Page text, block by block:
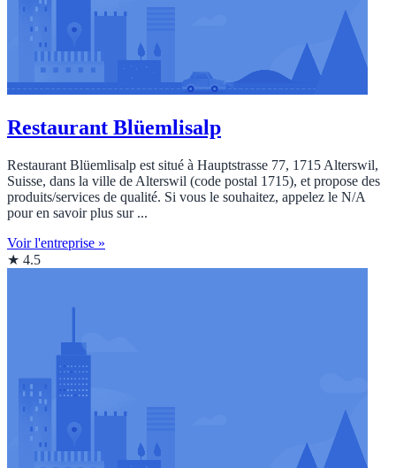
Restaurant Blüemlisalp
Restaurant Blüemlisalp est situé à Hauptstrasse 77, 1715 Alterswil,
Suisse, dans la ville de Alterswil (code postal 1715), et propose des
produits/services de qualité. Si vous le souhaitez, appelez le N/A
pour en savoir plus sur ...
Voir l'entreprise »
★ 4.5